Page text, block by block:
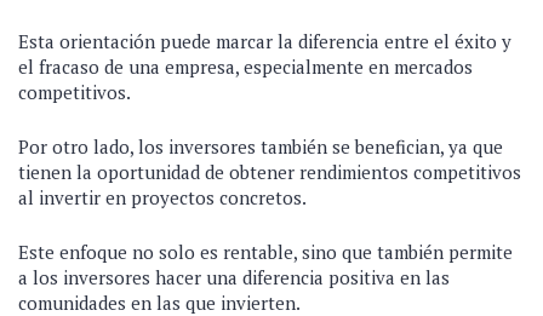
Esta orientación puede marcar la diferencia entre el éxito y
el fracaso de una empresa, especialmente en mercados
competitivos.
Por otro lado, los inversores también se benefician, ya que
tienen la oportunidad de obtener rendimientos competitivos
al invertir en proyectos concretos.
Este enfoque no solo es rentable, sino que también permite
a los inversores hacer una diferencia positiva en las
comunidades en las que invierten.